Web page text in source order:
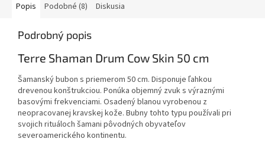
Popis Podobné (8) Diskusia
Podrobný popis
Terre Shaman Drum Cow Skin 50 cm
Šamanský bubon s priemerom 50 cm. Disponuje ľahkou
drevenou konštrukciou. Ponúka objemný zvuk s výraznými
basovými frekvenciami. Osadený blanou vyrobenou z
neopracovanej kravskej kože. Bubny tohto typu používali pri
svojich rituáloch šamani pôvodných obyvateľov
severoamerického kontinentu.